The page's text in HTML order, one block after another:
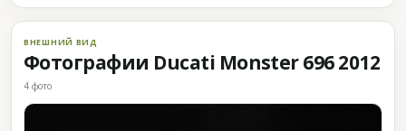
ВНЕШНИЙ ВИД
Фотографии Ducati Monster 696 2012
4 фото